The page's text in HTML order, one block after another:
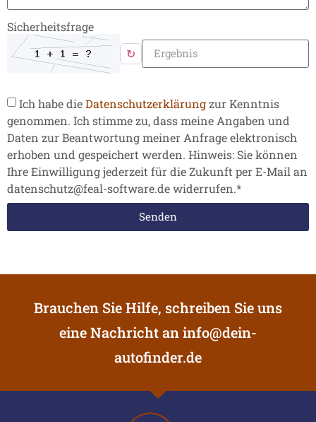
Sicherheitsfrage
↻
Ich habe dieDatenschutzerklärungzur Kenntnis
genommen. Ich stimme zu, dass meine Angaben und
Daten zur Beantwortung meiner Anfrage elektronisch
erhoben und gespeichert werden. Hinweis: Sie können
Ihre Einwilligung jederzeit für die Zukunft per E-Mail an
datenschutz@feal-software.de widerrufen.*
Senden
Brauchen Sie Hilfe, schreiben Sie uns
eine Nachricht aninfo@dein-
autofinder.de